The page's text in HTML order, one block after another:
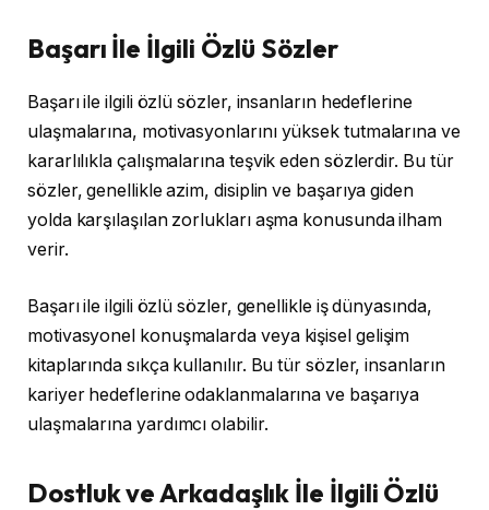
Başarı İle İlgili Özlü Sözler
Başarı ile ilgili özlü sözler, insanların hedeflerine
ulaşmalarına, motivasyonlarını yüksek tutmalarına ve
kararlılıkla çalışmalarına teşvik eden sözlerdir. Bu tür
sözler, genellikle azim, disiplin ve başarıya giden
yolda karşılaşılan zorlukları aşma konusunda ilham
verir.
Başarı ile ilgili özlü sözler, genellikle iş dünyasında,
motivasyonel konuşmalarda veya kişisel gelişim
kitaplarında sıkça kullanılır. Bu tür sözler, insanların
kariyer hedeflerine odaklanmalarına ve başarıya
ulaşmalarına yardımcı olabilir.
Dostluk ve Arkadaşlık İle İlgili Özlü